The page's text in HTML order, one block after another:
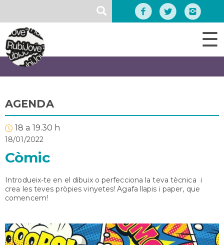
contingut
☰
AGENDA
18 a 19.30 h
18/01/2022
Còmic
Introdueix-te en el dibuix o perfecciona la teva tècnica i
crea les teves pròpies vinyetes! Agafa llapis i paper, que
comencem!